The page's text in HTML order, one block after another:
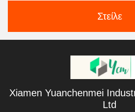
Στείλε
Xiamen Yuanchenmei
Ltd